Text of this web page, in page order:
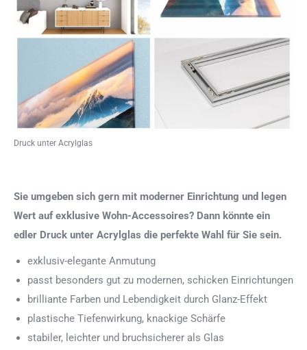
Druck unter Acrylglas
Sie umgeben sich gern mit moderner Einrichtung und legen
Wert auf exklusive Wohn-Accessoires? Dann könnte ein
edler Druck unter Acrylglas die perfekte Wahl für Sie sein.
exklusiv-elegante Anmutung
passt besonders gut zu modernen, schicken Einrichtungen
brilliante Farben und Lebendigkeit durch Glanz-Effekt
plastische Tiefenwirkung, knackige Schärfe
stabiler, leichter und bruchsicherer als Glas